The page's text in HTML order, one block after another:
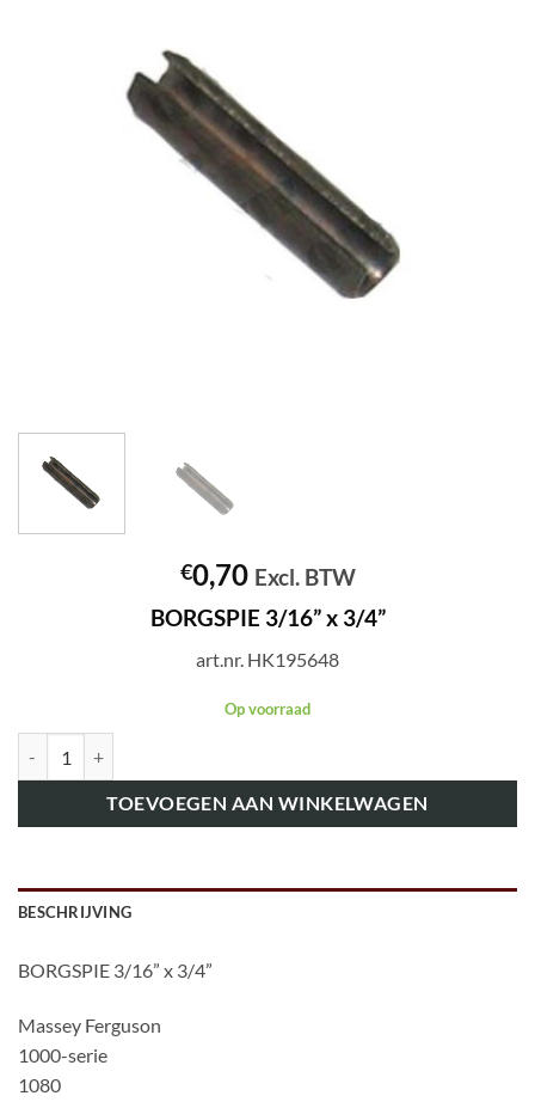
€0,70 Excl. BTW
BORGSPIE 3/16” x 3/4”
art.nr. HK195648
Op voorraad
TOEVOEGEN AAN WINKELWAGEN
BESCHRIJVING
BORGSPIE 3/16” x 3/4”
Massey Ferguson
1000-serie
1080